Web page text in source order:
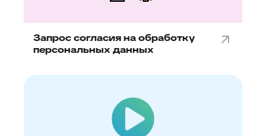
Запрос согласия на обработку
персональных данных